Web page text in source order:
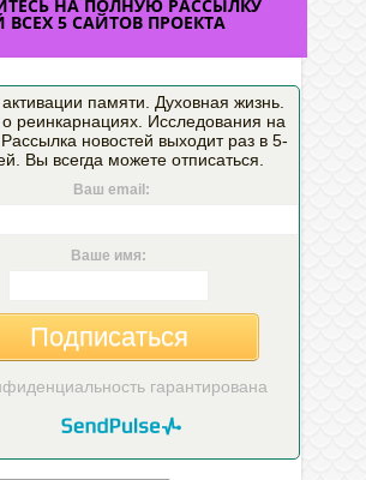
НА ПОЛНУЮ РАССЫЛКУ
ВСЕХ 5 САЙТОВ ПРОЕКТА
памяти. Духовная жизнь.
реинкарнациях. Исследования на
новостей выходит раз в 5-
Вы всегда можете отписаться.
Ваш email:
Ваше имя:
Подписаться
гарантирована